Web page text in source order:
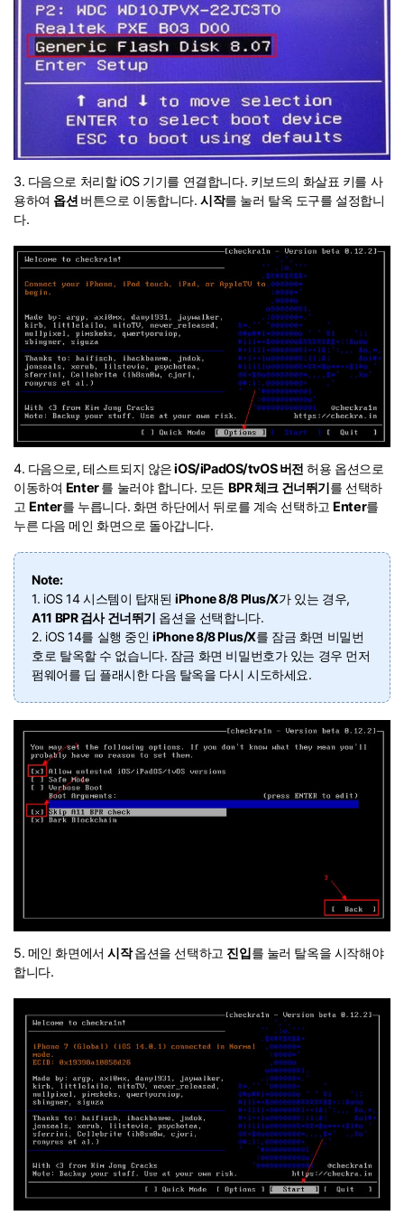
3. 다음으로 처리할 iOS 기기를 연결합니다. 키보드의 화살표 키를 사
용하여 옵션 버튼으로 이동합니다.시작를 눌러 탈옥 도구를 설정합니
다.
4. 다음으로, 테스트되지 않은iOS/iPadOS/tvOS 버전 허용 옵션으로
이동하여 Enter를 눌러야 합니다. 모든 BPR 체크 건너뛰기를 선택하
고 Enter를 누릅니다. 화면 하단에서 뒤로를 계속 선택하고 Enter를
누른 다음 메인 화면으로 돌아갑니다.
Note:
1. iOS 14 시스템이 탑재된iPhone 8/8 Plus/X가 있는 경우,
A11 BPR 검사 건너뛰기 옵션을 선택합니다.
2. iOS 14를 실행 중인iPhone 8/8 Plus/X를 잠금 화면 비밀번
호로 탈옥할 수 없습니다. 잠금 화면 비밀번호가 있는 경우 먼저
펌웨어를 딥 플래시한 다음 탈옥을 다시 시도하세요.
5. 메인 화면에서시작옵션을 선택하고 진입를 눌러 탈옥을 시작해야
합니다.